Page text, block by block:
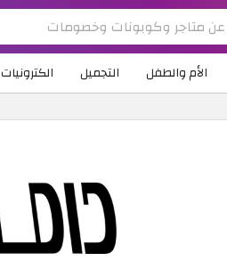
الأم والطفل التجميل الكترونيات